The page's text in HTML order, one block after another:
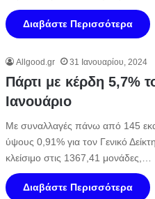
Διαβάστε Περισσότερα
Allgood.gr 31 Ιανουαρίου, 2024
Πάρτι με κέρδη 5,7%
Ιανουάριο
Με συναλλαγές πάνω από 145
ύψους 0,91% για τον Γενικό
κλείσιμο στις 1367,41 μονάδες,…
Διαβάστε Περισσότερα